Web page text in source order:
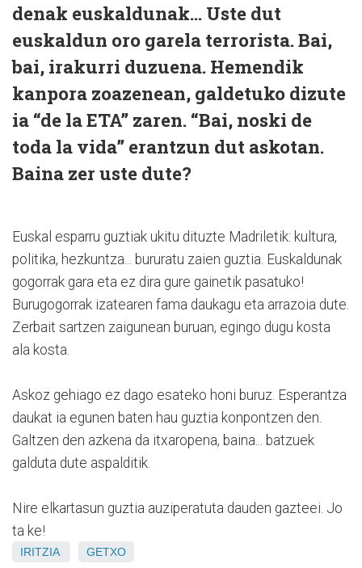
denak euskaldunak... Uste dut
euskaldun oro garela terrorista. Bai,
bai, irakurri duzuena. Hemendik
kanpora zoazenean, galdetuko dizute
ia “de la ETA” zaren. “Bai, noski de
toda la vida” erantzun dut askotan.
Baina zer uste dute?
Euskal esparru guztiak ukitu dituzte Madriletik: kultura,
politika, hezkuntza... bururatu zaien guztia. Euskaldunak
gogorrak gara eta ez dira gure gainetik pasatuko!
Burugogorrak izatearen fama daukagu eta arrazoia dute.
Zerbait sartzen zaigunean buruan, egingo dugu kosta
ala kosta.
Askoz gehiago ez dago esateko honi buruz. Esperantza
daukat ia egunen baten hau guztia konpontzen den.
Galtzen den azkena da itxaropena, baina... batzuek
galduta dute aspalditik.
Nire elkartasun guztia auziperatuta dauden gazteei. Jo
ta ke!
IRITZIA GETXO